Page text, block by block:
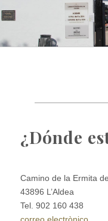
¿Dónde
Camino de la Ermita
43896 L’Aldea
Tel. 902 160 438
correo electrònico